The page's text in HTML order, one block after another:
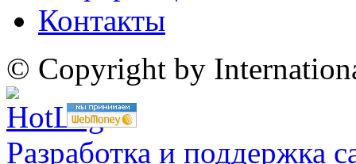
Контакты
© Copyright by
Разработка и поддержка